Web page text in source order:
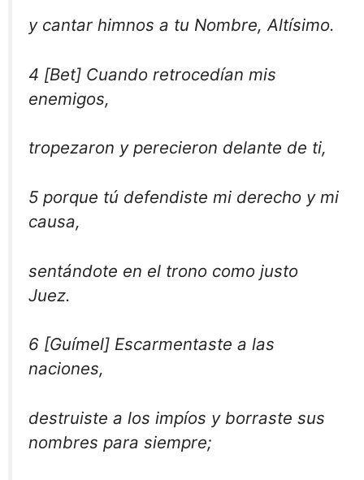
y cantar himnos a tu Nombre, Altísimo.
4 [Bet] Cuando retrocedían mis
enemigos,
tropezaron y perecieron delante de ti,
5 porque tú defendiste mi derecho y mi
causa,
sentándote en el trono como justo
Juez.
6 [Guímel] Escarmentaste a las
naciones,
destruiste a los impíos y borraste sus
nombres para siempre;